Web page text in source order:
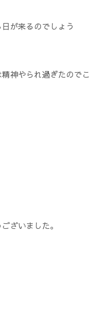
が来るのでしょう
神やられ過ぎたのでこ
ざいました。